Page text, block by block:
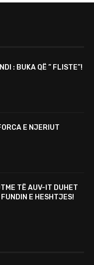
: BUKA QË ” FLISTE”!
E NJERIUT
TË AUV-IT DUHET
E HESHTJES!